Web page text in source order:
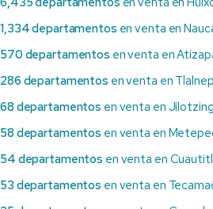
1,334 departamentos en venta en
570 departamentos en venta en
286 departamentos en venta en
68 departamentos en venta en
58 departamentos en venta en
54 departamentos en venta en
53 departamentos en venta en